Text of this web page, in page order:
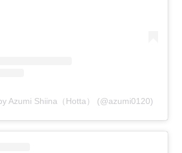
Azumi Shiina（Hotta） (@azumi0120)